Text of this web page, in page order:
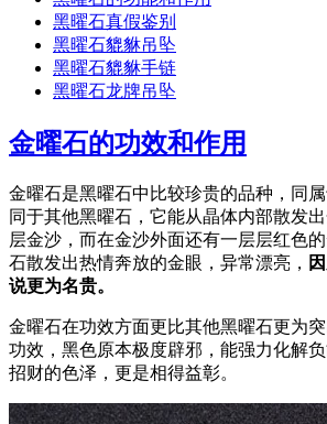
黑曜石真假鉴别
黑曜石貔貅吊坠
黑曜石貔貅手链
黑曜石龙牌吊坠
金曜石的功效和作用
金曜石是黑曜石中比较珍贵的品种，同
同于其他黑曜石，它能从晶体内部散发
层金沙，而在金沙外面还有一层层红色
石散发出热情奔放的金眼，异常漂亮，
说更为名贵。
金曜石在功效方面更比其他黑曜石更为
功效，黑色原本极度辟邪，能强力化解
招财的色泽，更是相得益彰。